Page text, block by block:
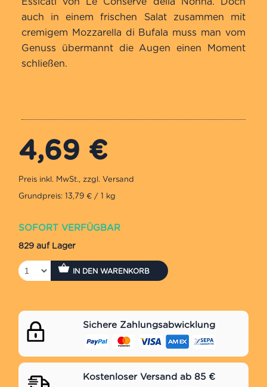
auch in einem frischen Salat zusammen mit
cremigem Mozzarella di Bufala muss man vom
Genuss übermannt die Augen einen Moment
schließen.
4,69 €
Grundpreis: 13,79 € / 1 kg
SOFORT VERFÜGBAR
829 auf Lager
IN DEN WARENKORB
Sichere Zahlungsabwicklung
Kostenloser Versand ab 85 €